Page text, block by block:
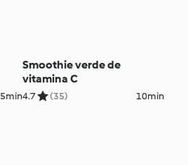
5min
Smoothie verde de
vitamina C
4.7 (35) 10min